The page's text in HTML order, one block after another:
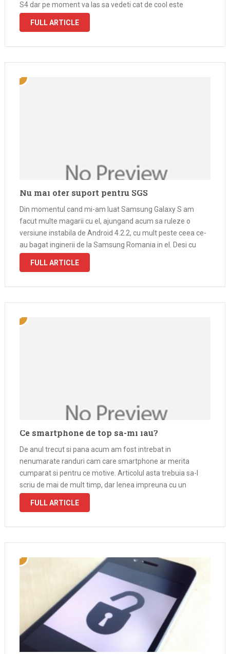
S4 dar pe moment va las sa vedeti cat de cool este
aceasta …
FULL ARTICLE
Nu mai ofer suport pentru SGS
Din momentul cand mi-am luat Samsung Galaxy S am
facut multe magarii cu el, ajungand acum sa ruleze o
versiune instabila de Android 4.2.2, cu mult peste ceea ce-
au bagat inginerii de la Samsung Romania in el. Desi cu
ecranul crapat, telefonul inca functioneaza
FULL ARTICLE
Ce smartphone de top sa-mi iau?
De anul trecut si pana acum am fost intrebat in
nenumarate randuri cam care smartphone ar merita
cumparat si pentru ce motive. Articolul asta trebuia sa-l
scriu de mai de mult timp, dar lenea impreuna cu un
program cum n-am avut in viata mea la serviciu …
FULL ARTICLE